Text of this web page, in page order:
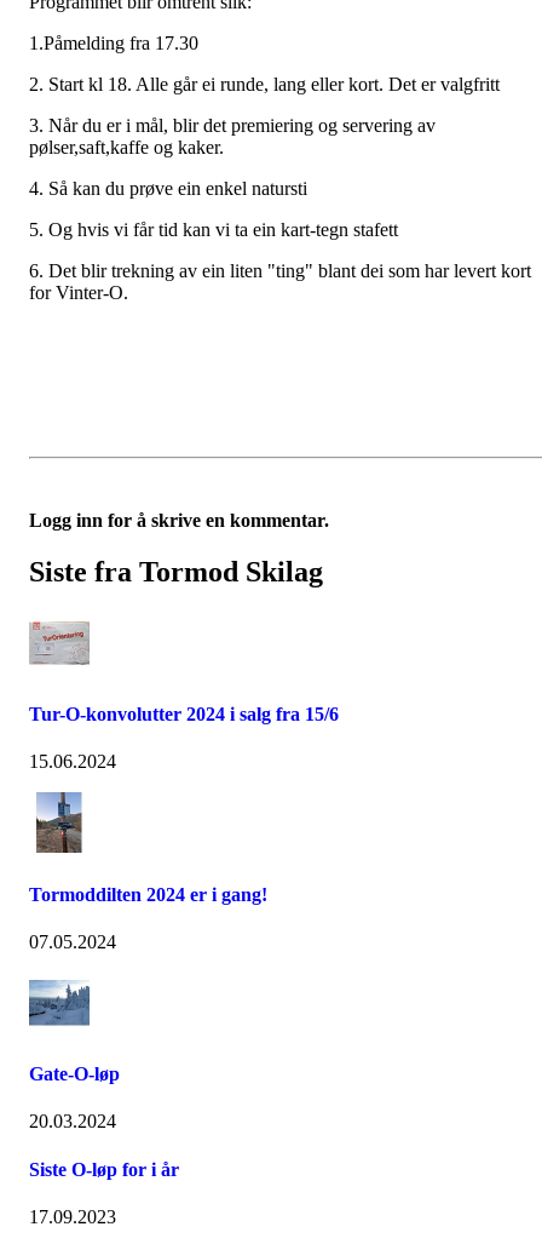
1.Påmelding fra 17.30
2. Start kl 18. Alle går ei runde, lang eller kort. Det er valgfritt
3. Når du er i mål, blir det premiering og servering av
pølser,saft,kaffe og kaker.
4. Så kan du prøve ein enkel natursti
5. Og hvis vi får tid kan vi ta ein kart-tegn stafett
6. Det blir trekning av ein liten "ting" blant dei som har levert kort
for Vinter-O.
Logg inn for å skrive en kommentar.
Siste fra Tormod Skilag
Tur-O-konvolutter 2024 i salg fra 15/6
15.06.2024
Tormoddilten 2024 er i gang!
07.05.2024
Gate-O-løp
20.03.2024
Siste O-løp for i år
17.09.2023